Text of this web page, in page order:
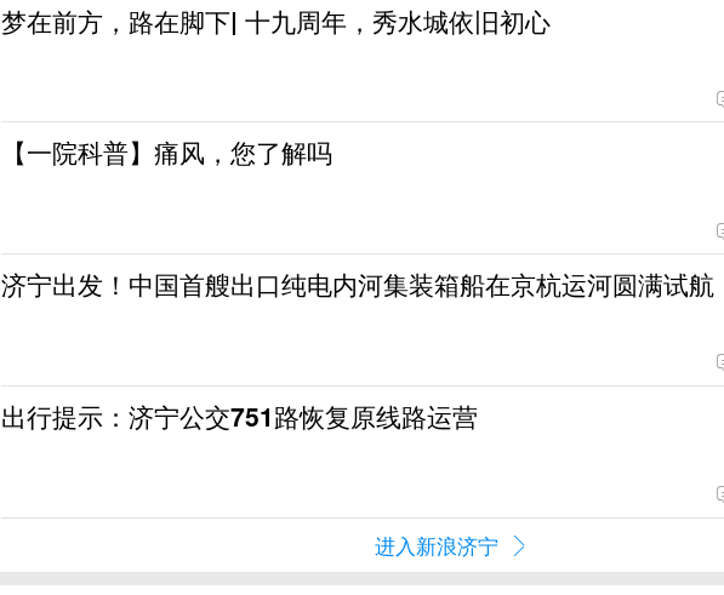
梦在前方，路在脚下| 十九周年，秀水城依旧初心
【一院科普】痛风，您了解吗
济宁出发！中国首艘出口纯电内河集装箱船在京杭运河圆满试航
出行提示：济宁公交751路恢复原线路运营
进入新浪济宁